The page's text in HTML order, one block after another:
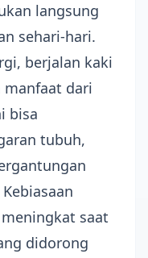
langsung
sehari-hari.
, berjalan kaki
manfaat dari
bisa
tubuh,
saat
didorong